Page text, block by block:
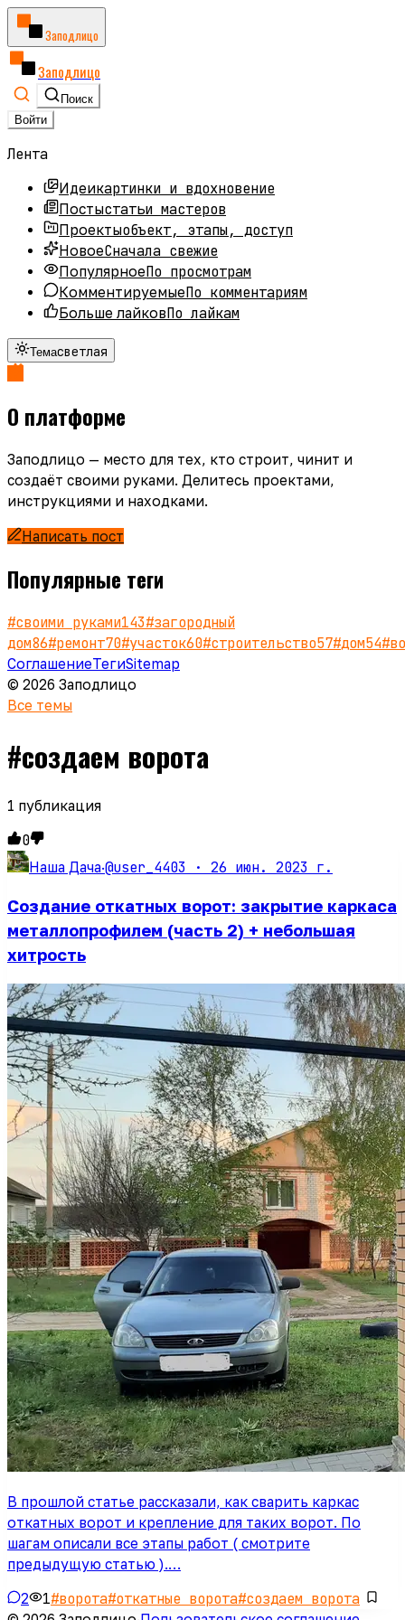
Заподлицо
Заподлицо
Поиск
Войти
Лента
Идеикартинки и вдохновение
Постыстатьи мастеров
Проектыобъект, этапы, доступ
НовоеСначала свежие
ПопулярноеПо просмотрам
КомментируемыеПо комментариям
Больше лайковПо лайкам
Темасветлая
О платформе
Заподлицо — место для тех, кто строит, чинит и
создаёт своими руками. Делитесь проектами,
инструкциями и находками.
Написать пост
Популярные теги
#своими руками143#загородный
дом86#ремонт70#участок60#строительство57#дом54#
СоглашениеТегиSitemap
© 2026 Заподлицо
Все темы
#создаем ворота
1 публикация
0
Наша Дача·@user_4403 · 26 июн. 2023 г.
Создание откатных ворот: закрытие каркаса
металлопрофилем (часть 2) + небольшая
хитрость
В прошлой статье рассказали, как сварить каркас
откатных ворот и крепление для таких ворот. По
шагам описали все этапы работ ( смотрите
предыдущую статью ).…
2 1#ворота#откатные ворота#создаем ворота